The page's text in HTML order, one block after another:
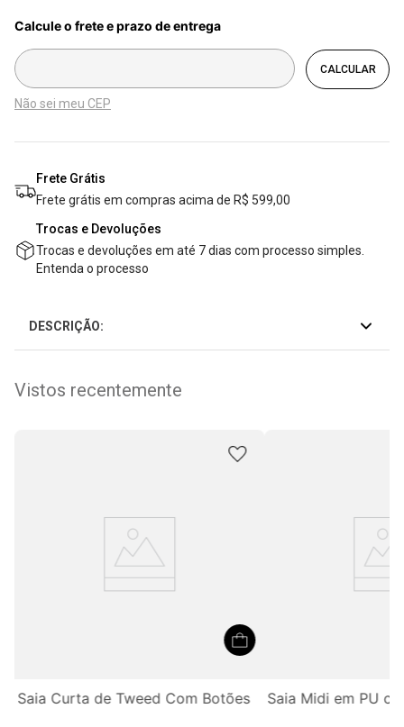
Não sei meu CEP
Frete Grátis
Frete grátis em compras acima de R$ 599,00
Trocas e Devoluções
Trocas e devoluções em até 7 dias com processo simples.
Entenda o processo
DESCRIÇÃO:
Vistos recentemente
Saia Curta de Tweed Com Botões Saia Midi em PU